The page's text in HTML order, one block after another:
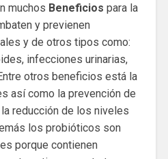
muchos Beneficios para la
y previenen
y de otros tipos como:
infecciones urinarias,
otros beneficios está la
así como la prevención de
reducción de los niveles
los probióticos son
porque contienen